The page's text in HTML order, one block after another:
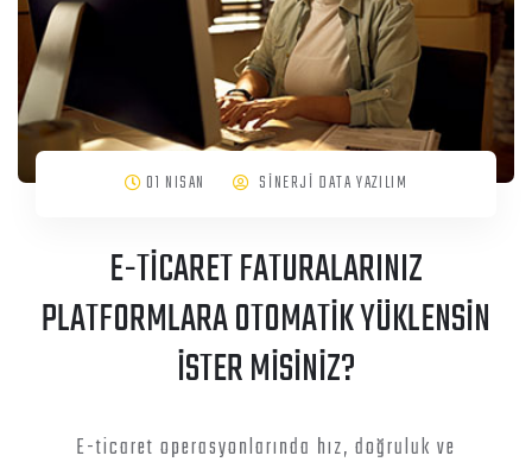
01 NISAN SİNERJİ DATA YAZILIM
E-TİCARET FATURALARINIZ
PLATFORMLARA OTOMATİK YÜKLENSİN
İSTER MİSİNİZ?
E-ticaret operasyonlarında hız, doğruluk ve